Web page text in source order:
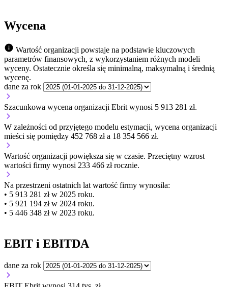
Wycena
Wartość organizacji powstaje na podstawie kluczowych
parametrów finansowych, z wykorzystaniem różnych modeli
wyceny. Ostatecznie określa się minimalną, maksymalną i średnią
wycenę.
dane za rok
Szacunkowa wycena organizacji Ebrit wynosi 5 913 281 zł.
W zależności od przyjętego modelu estymacji, wycena organizacji
mieści się pomiędzy 452 768 zł a 18 354 566 zł.
Wartość organizacji powiększa się w czasie. Przeciętny wzrost
wartości firmy wynosi 233 466 zł rocznie.
Na przestrzeni ostatnich lat wartość firmy wynosiła:
• 5 913 281 zł w 2025 roku.
• 5 921 194 zł w 2024 roku.
• 5 446 348 zł w 2023 roku.
EBIT i EBITDA
dane za rok